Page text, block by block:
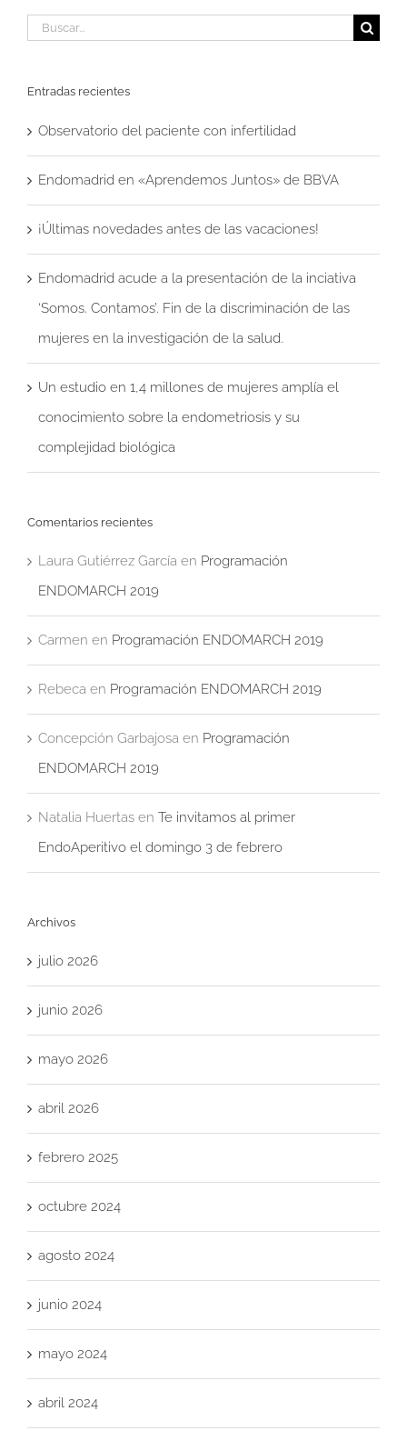
Buscar:
Entradas recientes
Observatorio del paciente con infertilidad
Endomadrid en «Aprendemos Juntos» de BBVA
¡Últimas novedades antes de las vacaciones!
Endomadrid acude a la presentación de la inciativa
‘Somos. Contamos’. Fin de la discriminación de las
mujeres en la investigación de la salud.
Un estudio en 1,4 millones de mujeres amplía el
conocimiento sobre la endometriosis y su
complejidad biológica
Comentarios recientes
Laura Gutiérrez García en Programación
ENDOMARCH 2019
Carmen en Programación ENDOMARCH 2019
Rebeca en Programación ENDOMARCH 2019
Concepción Garbajosa en Programación
ENDOMARCH 2019
Natalia Huertas en Te invitamos al primer
EndoAperitivo el domingo 3 de febrero
Archivos
julio 2026
junio 2026
mayo 2026
abril 2026
febrero 2025
octubre 2024
agosto 2024
junio 2024
mayo 2024
abril 2024